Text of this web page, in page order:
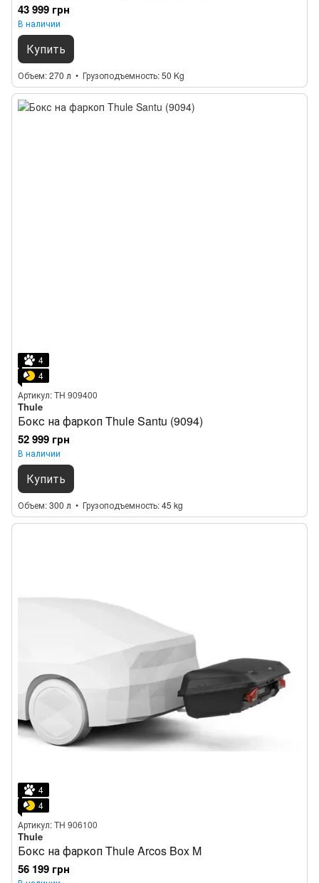
43 999 грн
В наличии
Купить
Объем 270 л Грузоподъемность 50 Kg
4
4
Артикул: TH 909400
Thule
Бокс на фаркоп Thule Santu (9094)
52 999 грн
В наличии
Купить
Объем 300 л Грузоподъемность 45 kg
4
4
Артикул: TH 906100
Thule
Бокс на фаркоп Thule Arcos Box M
56 199 грн